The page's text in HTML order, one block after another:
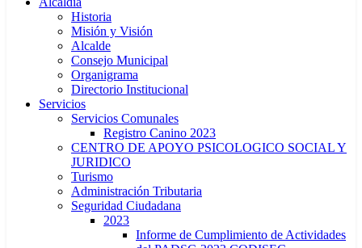
Historia
Misión y Visión
Alcalde
Consejo Municipal
Organigrama
Directorio Institucional
Servicios
Servicios Comunales
Registro Canino 2023
CENTRO DE APOYO PSICOLOGICO SOCIAL Y
JURIDICO
Turismo
Administración Tributaria
Seguridad Ciudadana
2023
Informe de Cumplimiento de Actividades